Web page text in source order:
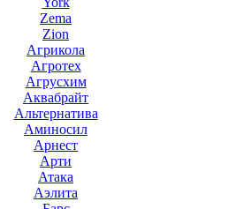
Zema
Zion
Агрикола
Агротех
Агрусхим
Аквабрайт
Альтернатива
Аминосил
Арнест
Арти
Атака
Аэлита